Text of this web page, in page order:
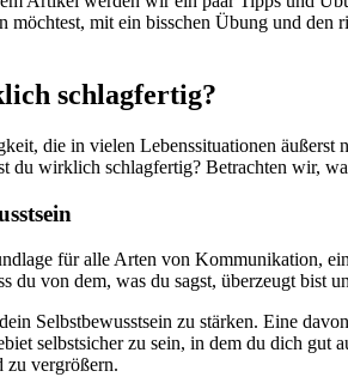
möchtest, mit ein bisschen Übung und
schlagfertig?
die in vielen Lebenssituationen
du wirklich schlagfertig? Betrachten wir,
für alle Arten von Kommunikation,
du von dem, was du sagst, überzeugt
Selbstbewusstsein zu stärken. Eine
selbstsicher zu sein, in dem du dich gut
zu vergrößern.